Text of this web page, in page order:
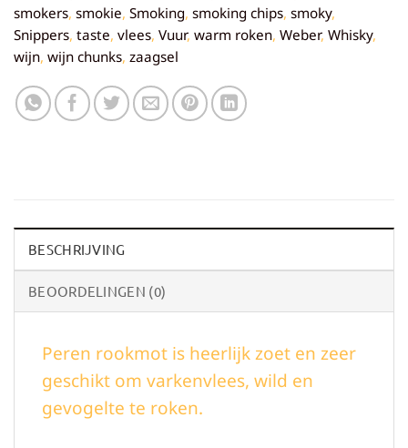
smokers, smokie, Smoking, smoking chips, smoky,
Snippers, taste, vlees, Vuur, warm roken, Weber, Whisky,
wijn, wijn chunks, zaagsel
BESCHRIJVING
BEOORDELINGEN (0)
Peren rookmot is heerlijk zoet en zeer
geschikt om varkenvlees, wild en
gevogelte te roken.